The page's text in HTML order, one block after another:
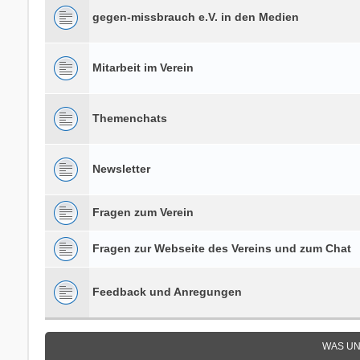
gegen-missbrauch e.V. in den Medien
Mitarbeit im Verein
Themenchats
Newsletter
Fragen zum Verein
Fragen zur Webseite des Vereins und zum Chat
Feedback und Anregungen
WAS